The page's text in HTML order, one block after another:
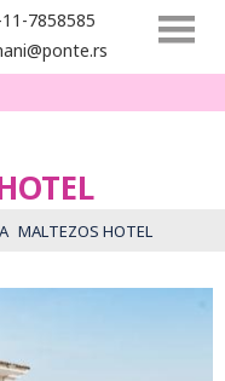
7858585
MALTEZOS HOTEL